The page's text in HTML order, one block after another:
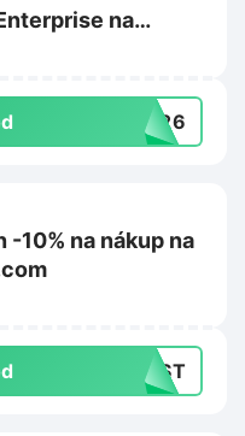
na
ER26
10% na nákup na
IRST